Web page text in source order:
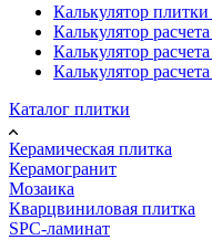
Калькулятор
Калькулятор
Калькулятор
Калькулятор
Каталог плитки
Керамическая плитка
Керамогранит
Мозаика
Кварцвиниловая плитка
SPC-ламинат